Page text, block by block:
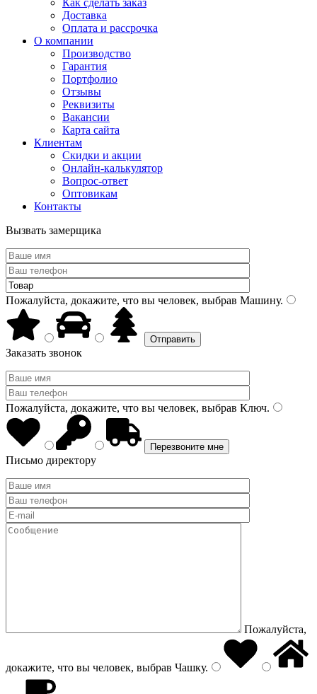
Как сделать заказ
Доставка
Оплата и рассрочка
О компании
Производство
Гарантия
Портфолио
Отзывы
Реквизиты
Вакансии
Карта сайта
Клиентам
Скидки и акции
Онлайн-калькулятор
Вопрос-ответ
Оптовикам
Контакты
Вызвать замерщика
Пожалуйста, докажите, что вы человек, выбрав Машину.
Заказать звонок
Пожалуйста, докажите, что вы человек, выбрав Ключ.
Письмо директору
Пожалуйста,
докажите, что вы человек, выбрав Чашку.